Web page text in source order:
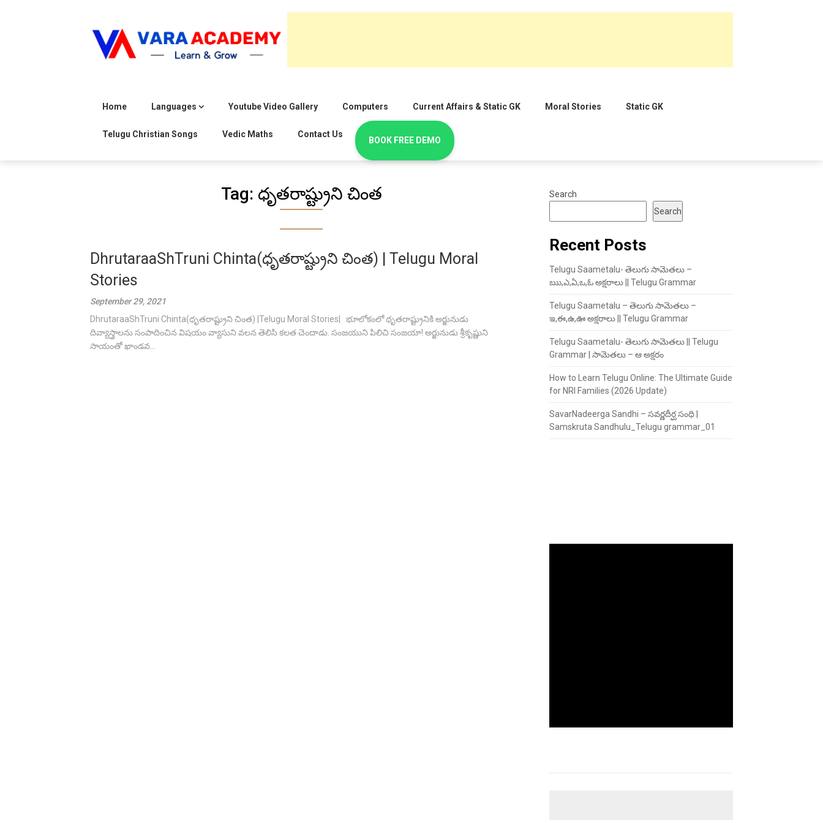
Home Languages Youtube Video Gallery Computers Current Affairs & Static GK Moral Stories Static GK
Telugu Christian Songs Vedic Maths Contact Us
BOOK FREE DEMO
Tag: ధృతరాష్ట్రుని చింత
DhrutaraaShTruni Chinta(ధృతరాష్ట్రుని చింత) | Telugu Moral
Stories
September 29, 2021
DhrutaraaShTruni Chinta(ధృతరాష్ట్రుని చింత) |Telugu Moral Stories| భూలోకంలో ధృతరాష్ట్రునికి అర్జునుడు
దివ్యాస్త్రాలను సంపాదించిన విషయం వ్యాసుని వలన తెలిసి కలత చెందాడు. సంజయుని పిలిచి సంజయా! అర్జునుడు శ్రీకృష్ణుని
సాయంతో ఖాండవ...
Search
Search
Recent Posts
Telugu Saametalu- తెలుగు సామెతలు –
ఋ,ఎ,ఏ,ఒ,ఓ అక్షరాలు || Telugu Grammar
Telugu Saametalu – తెలుగు సామెతలు –
ఇ,ఈ,ఉ,ఊ అక్షరాలు || Telugu Grammar
Telugu Saametalu- తెలుగు సామెతలు || Telugu
Grammar | సామెతలు – ఆ అక్షరం
How to Learn Telugu Online: The Ultimate Guide
for NRI Families (2026 Update)
SavarNadeerga Sandhi – సవర్ణదీర్ఘ సంధి |
Samskruta Sandhulu_Telugu grammar_01